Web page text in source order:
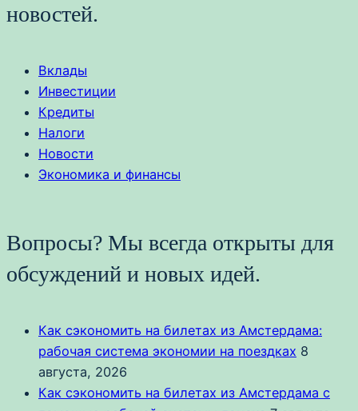
новостей.
Вклады
Инвестиции
Кредиты
Налоги
Новости
Экономика и финансы
Вопросы? Мы всегда открыты для
обсуждений и новых идей.
Как сэкономить на билетах из Амстердама:
рабочая система экономии на поездках 8
августа, 2026
Как сэкономить на билетах из Амстердама с